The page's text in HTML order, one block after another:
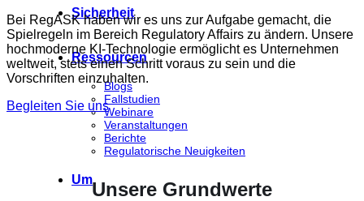
Sicherheit
Ressourcen
Blogs
Fallstudien
Webinare
Veranstaltungen
Berichte
Regulatorische Neuigkeiten
Um
Bei RegASK haben wir es uns zur Aufgabe gemacht, die
Spielregeln im Bereich Regulatory Affairs zu ändern. Unsere
hochmoderne KI-Technologie ermöglicht es Unternehmen
weltweit, stets einen Schritt voraus zu sein und die
Vorschriften einzuhalten.
Begleiten Sie uns
Unsere Grundwerte